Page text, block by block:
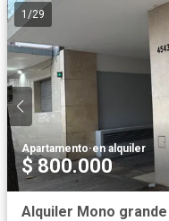
1 /29
Apartamento·en alquiler
$ 800.000
Alquiler Mono